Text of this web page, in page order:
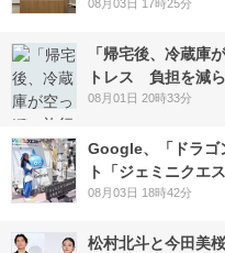
08月03日 17時25分
「帰宅後、冷蔵庫
トレス 負担を減
08月01日 20時33分
Google、「ドラゴ
ト「ジェミニクエ
08月03日 18時42分
松村北斗と今田美